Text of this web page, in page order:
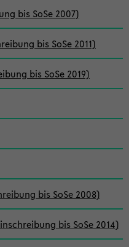
bis SoSe 2007)
bis SoSe 2011)
bis SoSe 2019)
bis SoSe 2008)
bis SoSe 2014)